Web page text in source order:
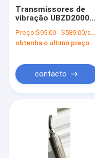
Transmissores de
vibração UBZD2000Y
rotativas
Preço:$95.00 - $589.00/sets
obtenha o ultimo preço
contacto